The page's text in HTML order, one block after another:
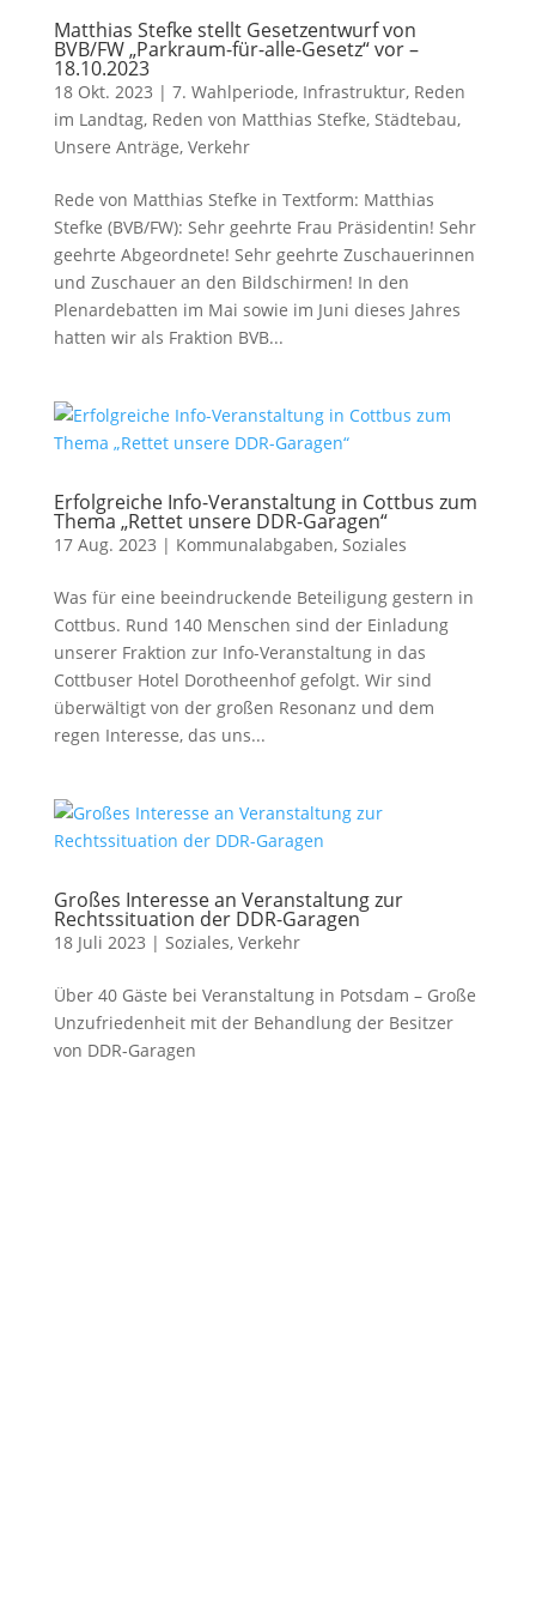
Matthias Stefke stellt Gesetzentwurf von
BVB/FW „Parkraum-für-alle-Gesetz“ vor –
18.10.2023
18 Okt. 2023 | 7. Wahlperiode, Infrastruktur, Reden
im Landtag, Reden von Matthias Stefke, Städtebau,
Unsere Anträge, Verkehr
Rede von Matthias Stefke in Textform: Matthias
Stefke (BVB/FW): Sehr geehrte Frau Präsidentin! Sehr
geehrte Abgeordnete! Sehr geehrte Zuschauerinnen
und Zuschauer an den Bildschirmen! In den
Plenardebatten im Mai sowie im Juni dieses Jahres
hatten wir als Fraktion BVB...
Erfolgreiche Info-Veranstaltung in Cottbus zum
Thema „Rettet unsere DDR-Garagen“
17 Aug. 2023 | Kommunalabgaben, Soziales
Was für eine beeindruckende Beteiligung gestern in
Cottbus. Rund 140 Menschen sind der Einladung
unserer Fraktion zur Info-Veranstaltung in das
Cottbuser Hotel Dorotheenhof gefolgt. Wir sind
überwältigt von der großen Resonanz und dem
regen Interesse, das uns...
Großes Interesse an Veranstaltung zur
Rechtssituation der DDR-Garagen
18 Juli 2023 | Soziales, Verkehr
Über 40 Gäste bei Veranstaltung in Potsdam – Große
Unzufriedenheit mit der Behandlung der Besitzer
von DDR-Garagen